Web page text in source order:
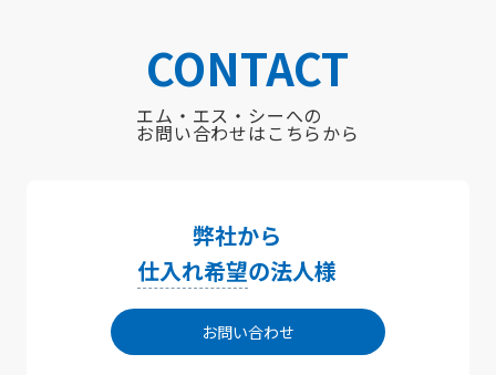
CONTACT
エム・エス・シーへの
お問い合わせはこちらから
弊社から
仕入れ希望の法人様
お問い合わせ